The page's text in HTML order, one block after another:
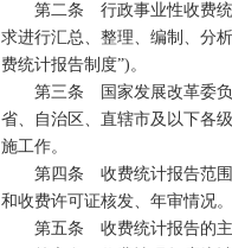
第二条 行政事业性收费统
求进行汇总、整理、编制、分
费统计报告制度”)。
第三条 国家发展改革委负责
省、自治区、直辖市及以下各
施工作。
第四条 收费统计报告范围
和收费许可证核发、年审情况。
第五条 收费统计报告的主要